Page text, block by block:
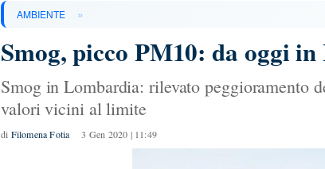
AMBIENTE »
Smog, picco PM10: da oggi
Smog in Lombardia: rilevato peggioramento
valori vicini al limite
di Filomena Fotia 3 Gen 2020 | 11:49